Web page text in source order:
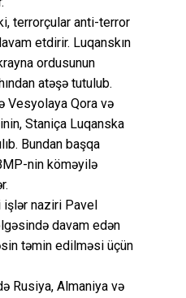
terrorçular anti-terror
etdirir. Luqanskın
ordusunun
atəşə tutulub.
Vesyolaya Qora və
Staniça Luqanska
Bundan başqa
nin köməyilə
işlər naziri Pavel
davam edən
təmin edilməsi üçün
Rusiya, Almaniya və